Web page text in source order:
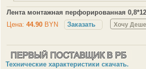
Лента монтажная перфорированная
Цена: 44.90 BYN Заказать Хочу
Технические характеристики скачать.